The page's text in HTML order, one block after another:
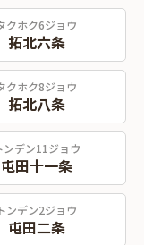
クホク6ジョウ
拓北六条
クホク8ジョウ
拓北八条
ンデン11ジョウ
屯田十一条
トンデン2ジョウ
屯田二条